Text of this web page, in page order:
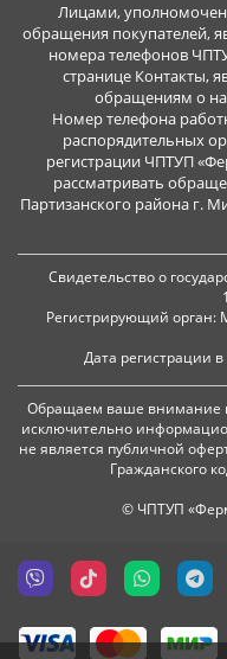
Лицами,
обращения покупателей,
номера телефонов
странице Контакты,
обращениям о
Номер телефона
распорядительных
регистрации ЧПТУП
рассматривать
Партизанского района г.
Свидетельство о
Регистрирующий орган:
Дата регистрации в
Обращаем ваше внимание
исключительно
не является публичной
Гражданского
© ЧПТУП